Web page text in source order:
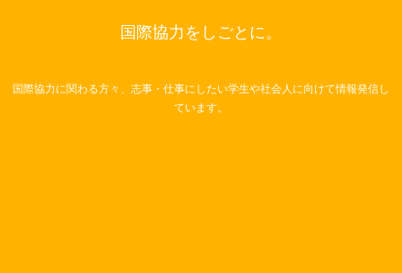
国際協力をしごとに。
国際協力に関わる方々、志事・仕事にしたい学生や社会人に向けて情報発信し
ています。